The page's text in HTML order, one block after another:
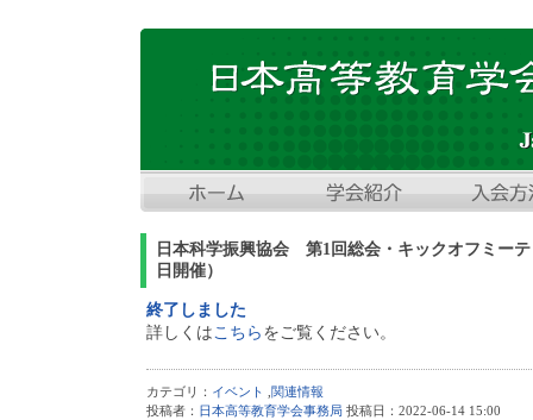
日本科学振興協会 第1回総会・キックオフミーテ
日開催）
終了しました
詳しくはこちら をご覧ください。
カテゴリ： イベント
関連情報
投稿者： 日本高等教育学会事務局 投稿日：2022-06-14 15:00